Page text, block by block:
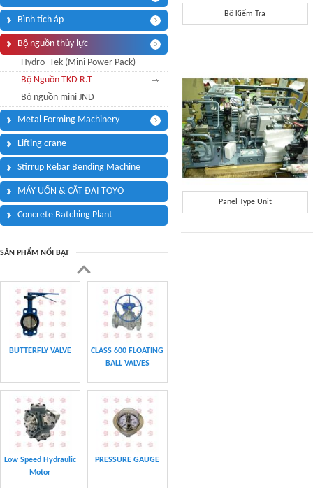
Bình tích áp
Bộ nguồn thủy lực
Hydro -Tek (Mini Power Pack)
Bộ Nguồn TKD R.T
Bộ nguồn mini JND
Metal Forming Machinery
Lifting crane
Stirrup Rebar Bending Machine
MÁY UỐN & CẮT ĐAI TOYO
Concrete Batching Plant
SẢN PHẨM NỔI BẬT
BUTTERFLY VALVE
CLASS 600 FLOATING
BALL VALVES
Low Speed Hydraulic
Motor
PRESSURE GAUGE
Bộ Kiểm Tra
Panel Type Unit
Điện thoại di động:
Thông điệp bạn muốn
Tôi cần:
Câu hỏi của bạn
Mã bảo mật:*
(*) Thông tin bắt buộc.